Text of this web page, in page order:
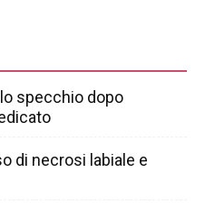
specchio dopo
di necrosi labiale e